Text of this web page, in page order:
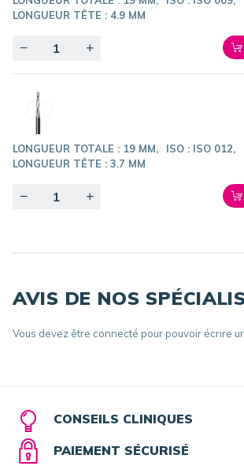
LONGUEUR TÊTE : 4.9 MM
Quantity
LONGUEUR TOTALE : 19 MM ISO : ISO 012
LONGUEUR TÊTE : 3.7 MM
Quantity
AVIS DE NOS
Vous devez être connecté pour pouvoir écrire
CONSEILS CLINIQUES
PAIEMENT SÉCURISÉ